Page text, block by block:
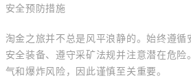
安全预防措施
淘金之旅并不总是风平浪静的。始终遵循
安全装备、遵守采矿法规并注意潜在危
气和爆炸风险，因此谨慎至关重要。